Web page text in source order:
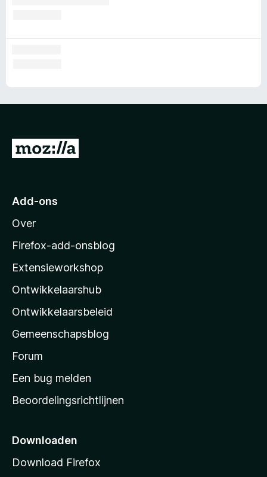
N
r
o
z
l
l
a
s
s
t
r
p
g
Add-ons
Over
Firefox-add-onsblog
Extensieworkshop
Ontwikkelaarshub
Ontwikkelaarsbeleid
Gemeenschapsblog
Forum
Een bug melden
Beoordelingsrichtlijnen
Downloaden
Download Firefox